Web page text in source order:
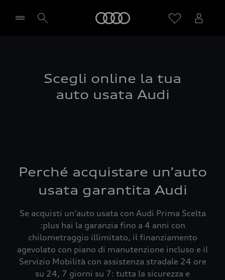
Scegli online la tua
auto usata Audi
Perché acquistare un’auto
usata garantita Audi
Se acquisti un’auto usata con Audi Prima Scelta
:plus hai la garanzia fino a 4 anni con
chilometraggio illimitato, il finanziamento
agevolato con piano di manutenzione incluso e il
Servizio Mobilità con assistenza stradale 24 ore
su 24, 7 giorni su 7: tutta la sicurezza e